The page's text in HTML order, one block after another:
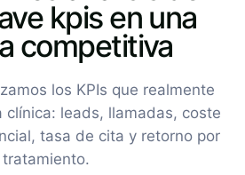
kpis en una
competitiva
los KPIs que realmente
clínica: leads, llamadas, coste
tasa de cita y retorno por
tratamiento.